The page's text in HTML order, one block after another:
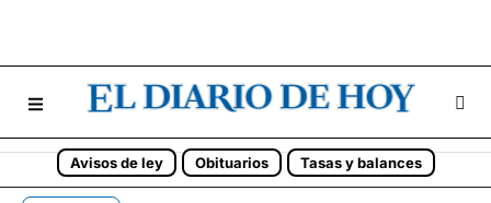
Avisos de ley Obituarios Tasas y balances